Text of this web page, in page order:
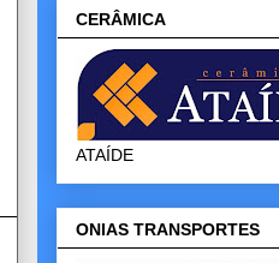
CERÂMICA
ATAÍDE
ONIAS TRANSPORTES